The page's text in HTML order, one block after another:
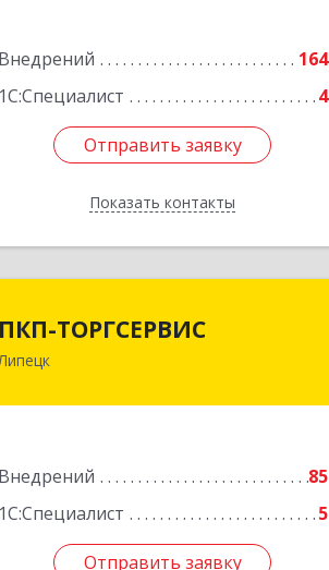
Внедрений
164
1С:Специалист
4
Отправить заявку
Показать контакты
Отправить заявку
Назад
ПКП-ТОРГСЕРВИС
Липецк
Внедрений
85
1С:Специалист
5
Отправить заявку
398024, Липецкая обл, Липецк г,
Отправить заявку